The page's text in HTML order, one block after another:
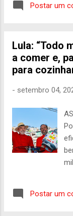
Postar um
Lula: “Todo
a comer e,
para
- setembro 04,
Postar um